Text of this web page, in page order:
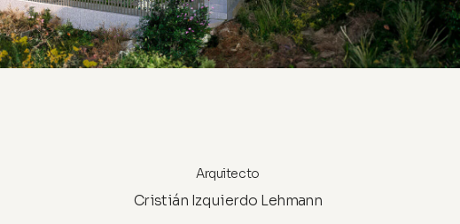
Arquitecto
Cristián Izquierdo Lehmann